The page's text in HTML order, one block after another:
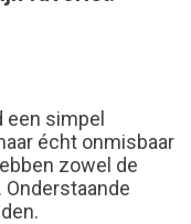
simpel
écht onmisbaar
zowel de
Onderstaande